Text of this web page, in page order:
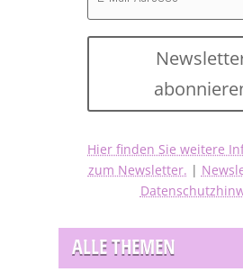
Hier finden Sie weitere
zum Newsletter. |
ALLE THEMEN